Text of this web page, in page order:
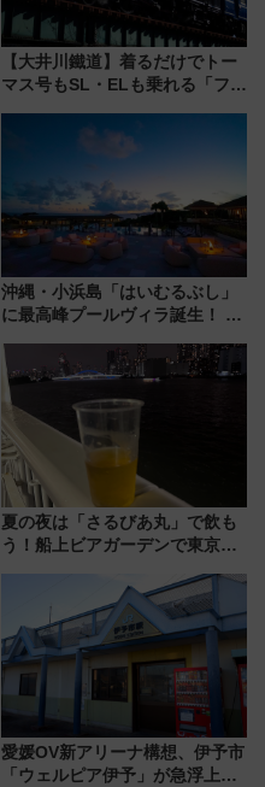
【大井川鐵道】着るだけでトー
マス号もSL・ELも乗れる「フリ
沖縄・小浜島「はいむるぶし」
に最高峰プールヴィラ誕生！ 石
美旅「何もしない贅沢」を体験
してみない？
夏の夜は「さるびあ丸」で飲も
う！船上ビアガーデンで東京湾
杯……工場直送生ビールや島グ
ルメが美味い
愛媛OV新アリーナ構想、伊予市
「ウェルピア伊予」が急浮上！